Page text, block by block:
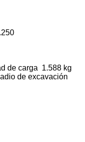
de carga 1.588 kg
de excavación